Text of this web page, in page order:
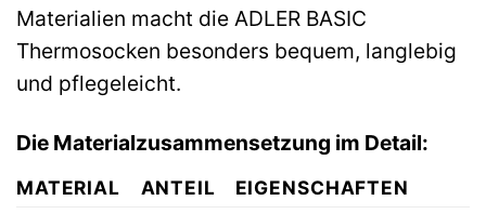
Materialien macht die ADLER BASIC
Thermosocken besonders bequem, langlebig
und pflegeleicht.
Die Materialzusammensetzung im Detail:
MATERIAL ANTEIL EIGENSCHAFTEN